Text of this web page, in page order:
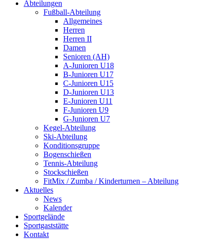
Abteilungen
Fußball-Abteilung
Allgemeines
Herren
Herren II
Damen
Senioren (AH)
A-Junioren U18
B-Junioren U17
C-Junioren U15
D-Junioren U13
E-Junioren U11
F-Junioren U9
G-Junioren U7
Kegel-Abteilung
Ski-Abteilung
Konditionsgruppe
Bogenschießen
Tennis-Abteilung
Stockschießen
FitMix / Zumba / Kinderturnen – Abteilung
Aktuelles
News
Kalender
Sportgelände
Sportgaststätte
Kontakt